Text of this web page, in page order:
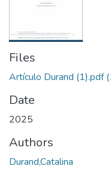
Files
Artículo Durand (1).pdf
Date
2025
Authors
Durand,Catalina